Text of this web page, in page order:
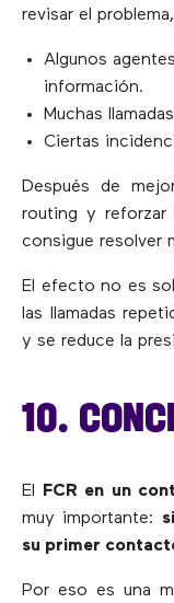
revisar el
Algunos
información.
Muchas
Ciertas
Después de
routing y reforzar
consigue resolver
El efecto no es
las llamadas
y se reduce la
10.
El FCR en un
muy importante:
su primer
Por eso es una